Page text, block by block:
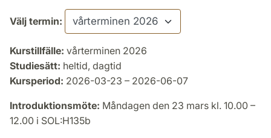
Välj termin:
Kurstillfälle: vårterminen 2026
Studiesätt: heltid, dagtid
Kursperiod: 2026-03-23 – 2026-06-07
Introduktionsmöte: Måndagen den 23 mars kl. 10.00 –
12.00 i SOL:H135b